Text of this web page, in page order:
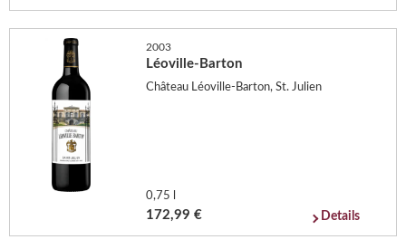
2003
Léoville-Barton
Château Léoville-Barton, St. Julien
0,75 l
172,99 € Details